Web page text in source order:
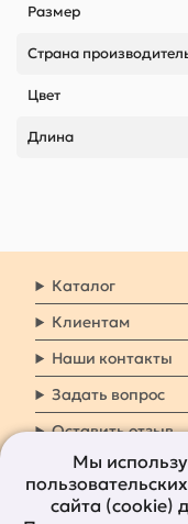
Размер
Страна
Цвет
Длина
Каталог
Клиентам
Наши контакты
Задать вопрос
Оставить отзыв
8 800
Мы
сайта (cookie)